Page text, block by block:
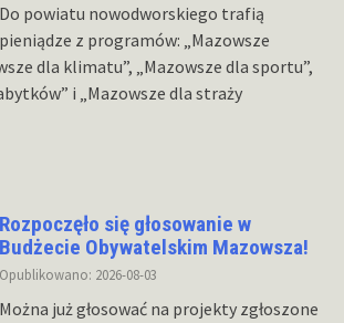
Do powiatu nowodworskiego trafią
pieniądze z programów: „Mazowsze
dla klimatu”, „Mazowsze dla sportu”,
i „Mazowsze dla straży
Rozpoczęło się głosowanie w
Budżecie Obywatelskim Mazowsza!
Opublikowano: 2026-08-03
Można już głosować na projekty zgłoszone